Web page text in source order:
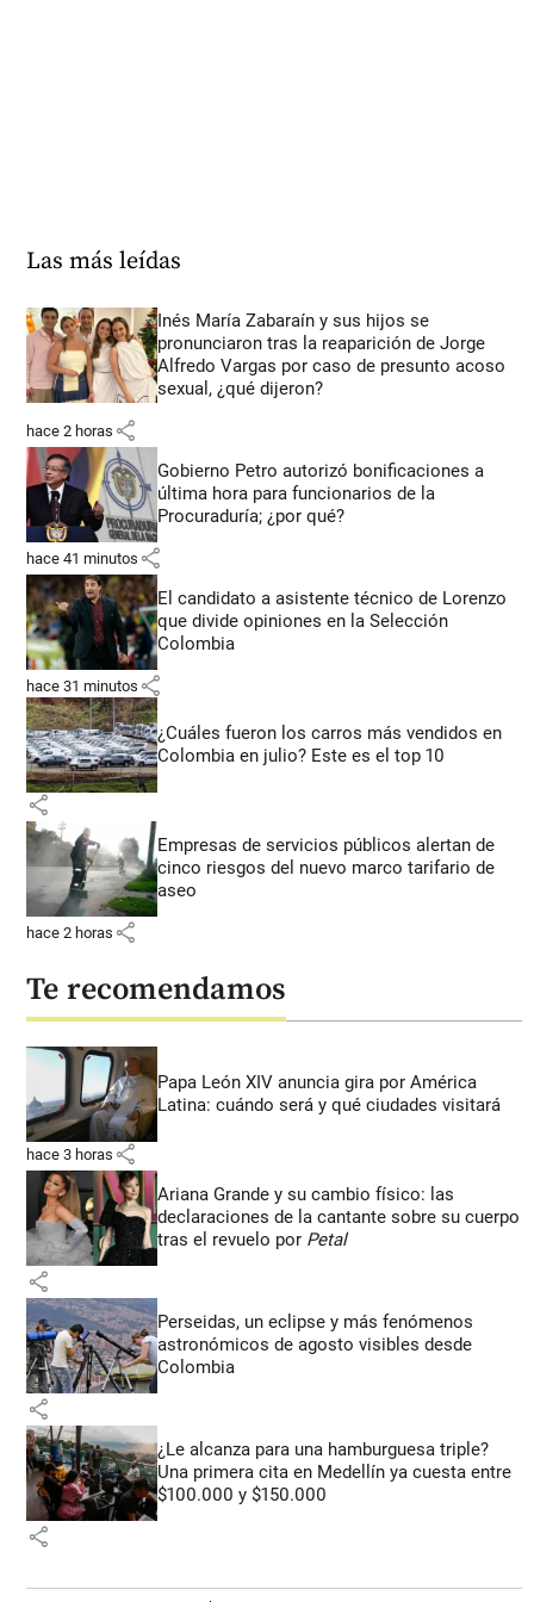
Las más leídas
Inés María Zabaraín y sus hijos se
pronunciaron tras la reaparición de Jorge
Alfredo Vargas por caso de presunto acoso
sexual, ¿qué dijeron?
hace 2 horas share
Gobierno Petro autorizó bonificaciones a
última hora para funcionarios de la
Procuraduría; ¿por qué?
hace 41 minutos share
El candidato a asistente técnico de Lorenzo
que divide opiniones en la Selección
Colombia
hace 31 minutos share
¿Cuáles fueron los carros más vendidos en
Colombia en julio? Este es el top 10
share
Empresas de servicios públicos alertan de
cinco riesgos del nuevo marco tarifario de
aseo
hace 2 horas share
Te recomendamos
Papa León XIV anuncia gira por América
Latina: cuándo será y qué ciudades visitará
hace 3 horas share
Ariana Grande y su cambio físico: las
declaraciones de la cantante sobre su cuerpo
tras el revuelo por Petal
share
Perseidas, un eclipse y más fenómenos
astronómicos de agosto visibles desde
Colombia
share
¿Le alcanza para una hamburguesa triple?
Una primera cita en Medellín ya cuesta entre
$100.000 y $150.000
share